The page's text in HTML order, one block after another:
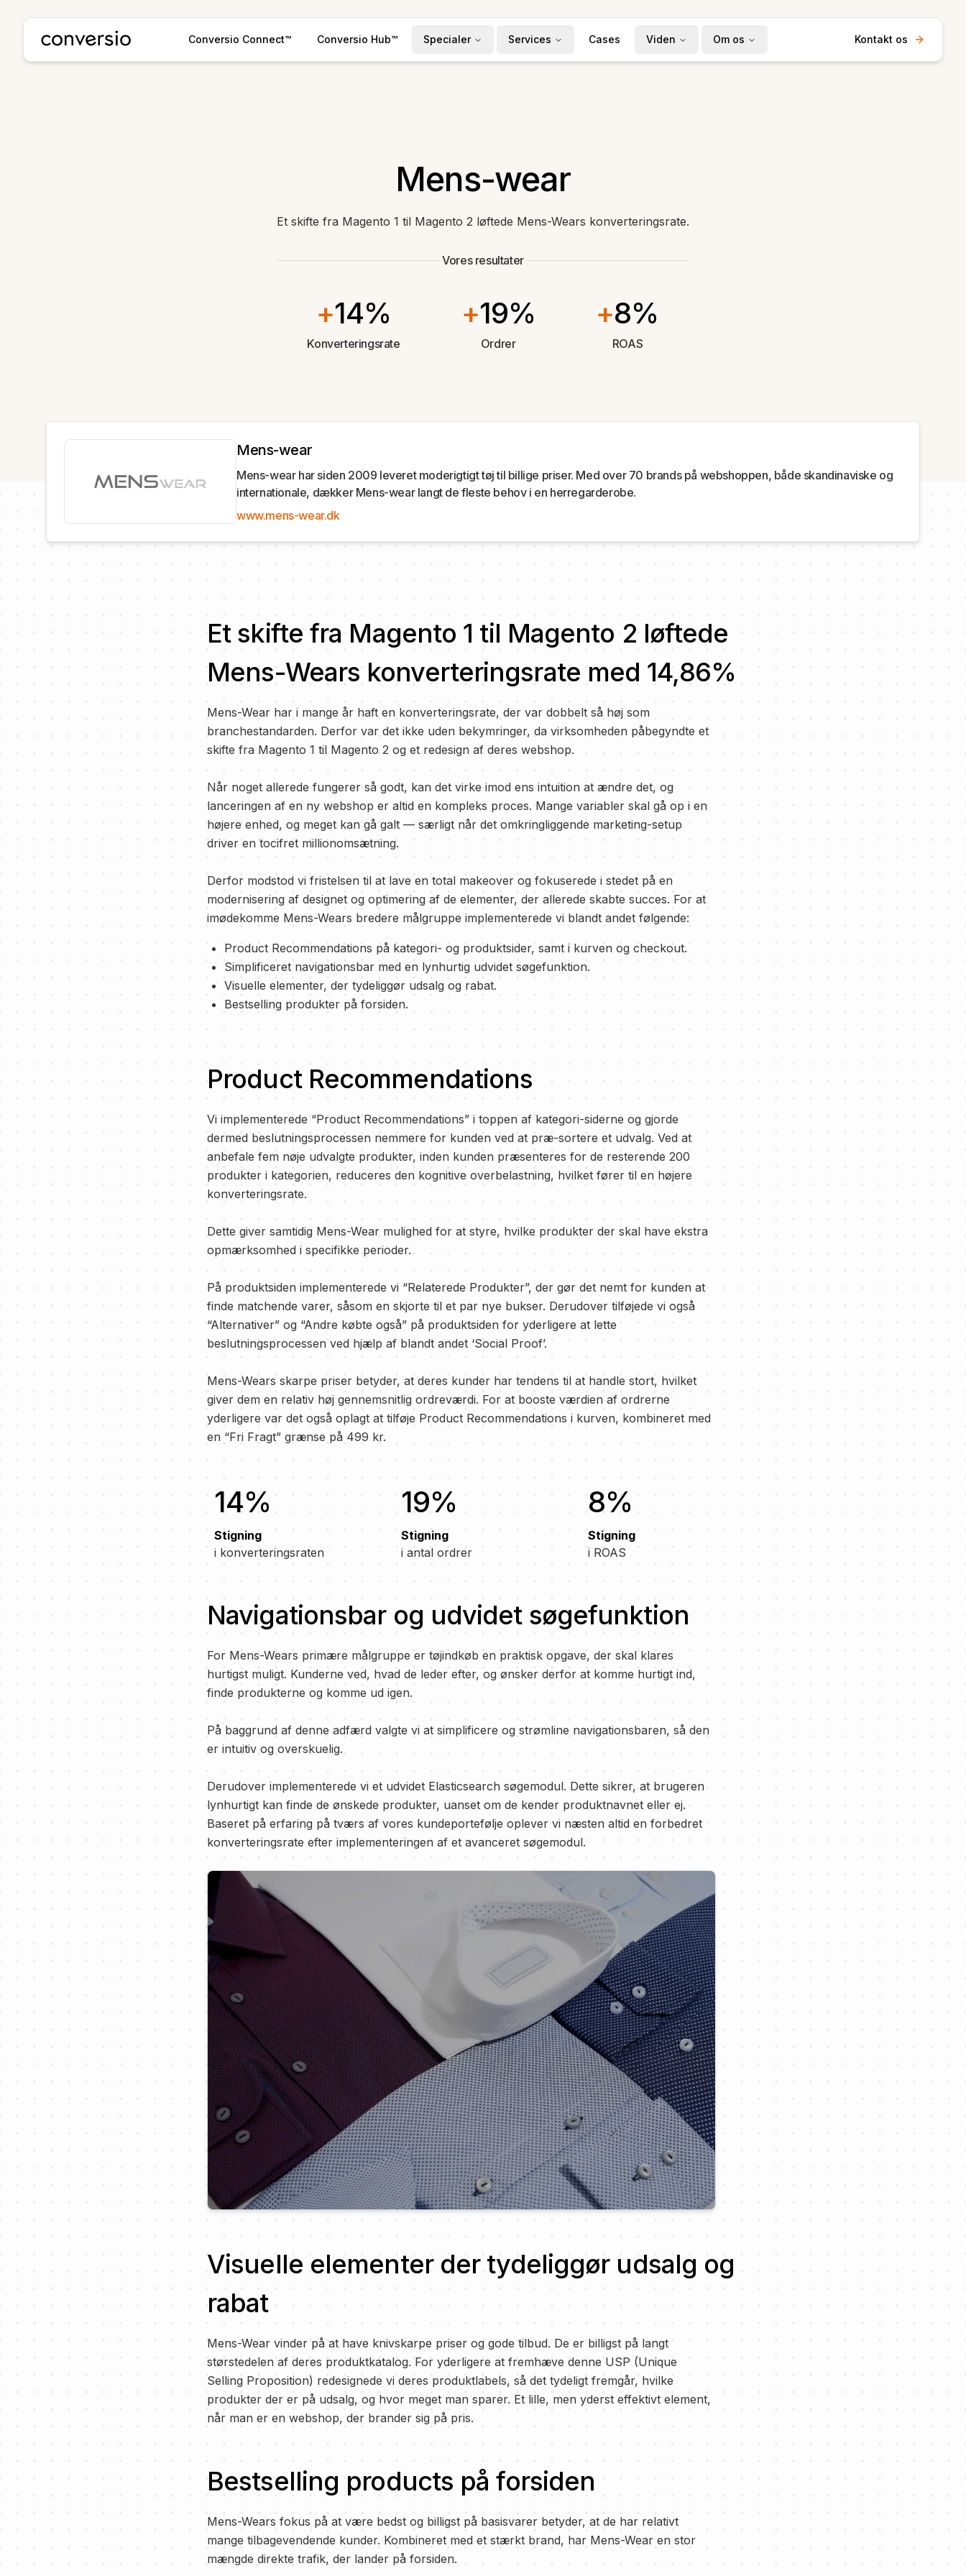
Conversio Conversio Connect™ Conversio Hub™ Specialer Services Cases Viden Om os Kontakt os
Mens-wear
Et skifte fra Magento 1 til Magento 2 løftede Mens-Wears konverteringsrate.
Vores resultater
+14%
Konverteringsrate
+19%
Ordrer
+8%
ROAS
Mens-wear
Mens-wear har siden 2009 leveret moderigtigt tøj til billige priser. Med over 70 brands på webshoppen, både skandinaviske og
internationale, dækker Mens-wear langt de fleste behov i en herregarderobe.
www.mens-wear.dk
Et skifte fra Magento 1 til Magento 2 løftede
Mens-Wears konverteringsrate med 14,86%
Mens-Wear har i mange år haft en konverteringsrate, der var dobbelt så høj som
branchestandarden. Derfor var det ikke uden bekymringer, da virksomheden påbegyndte et
skifte fra Magento 1 til Magento 2 og et redesign af deres webshop.
Når noget allerede fungerer så godt, kan det virke imod ens intuition at ændre det, og
lanceringen af en ny webshop er altid en kompleks proces. Mange variabler skal gå op i en
højere enhed, og meget kan gå galt — særligt når det omkringliggende marketing-setup
driver en tocifret millionomsætning.
Derfor modstod vi fristelsen til at lave en total makeover og fokuserede i stedet på en
modernisering af designet og optimering af de elementer, der allerede skabte succes. For at
imødekomme Mens-Wears bredere målgruppe implementerede vi blandt andet følgende:
Product Recommendations på kategori- og produktsider, samt i kurven og checkout.
Simplificeret navigationsbar med en lynhurtig udvidet søgefunktion.
Visuelle elementer, der tydeliggør udsalg og rabat.
Bestselling produkter på forsiden.
Product Recommendations
Vi implementerede “Product Recommendations” i toppen af kategori-siderne og gjorde
dermed beslutningsprocessen nemmere for kunden ved at præ-sortere et udvalg. Ved at
anbefale fem nøje udvalgte produkter, inden kunden præsenteres for de resterende 200
produkter i kategorien, reduceres den kognitive overbelastning, hvilket fører til en højere
konverteringsrate.
Dette giver samtidig Mens-Wear mulighed for at styre, hvilke produkter der skal have ekstra
opmærksomhed i specifikke perioder.
På produktsiden implementerede vi “Relaterede Produkter”, der gør det nemt for kunden at
finde matchende varer, såsom en skjorte til et par nye bukser. Derudover tilføjede vi også
“Alternativer” og “Andre købte også” på produktsiden for yderligere at lette
beslutningsprocessen ved hjælp af blandt andet ‘Social Proof’.
Mens-Wears skarpe priser betyder, at deres kunder har tendens til at handle stort, hvilket
giver dem en relativ høj gennemsnitlig ordreværdi. For at booste værdien af ordrerne
yderligere var det også oplagt at tilføje Product Recommendations i kurven, kombineret med
en “Fri Fragt” grænse på 499 kr.
14%
Stigning
i konverteringsraten
19%
Stigning
i antal ordrer
8%
Stigning
i ROAS
Navigationsbar og udvidet søgefunktion
For Mens-Wears primære målgruppe er tøjindkøb en praktisk opgave, der skal klares
hurtigst muligt. Kunderne ved, hvad de leder efter, og ønsker derfor at komme hurtigt ind,
finde produkterne og komme ud igen.
På baggrund af denne adfærd valgte vi at simplificere og strømline navigationsbaren, så den
er intuitiv og overskuelig.
Derudover implementerede vi et udvidet Elasticsearch søgemodul. Dette sikrer, at brugeren
lynhurtigt kan finde de ønskede produkter, uanset om de kender produktnavnet eller ej.
Baseret på erfaring på tværs af vores kundeportefølje oplever vi næsten altid en forbedret
konverteringsrate efter implementeringen af et avanceret søgemodul.
Visuelle elementer der tydeliggør udsalg og
rabat
Mens-Wear vinder på at have knivskarpe priser og gode tilbud. De er billigst på langt
størstedelen af deres produktkatalog. For yderligere at fremhæve denne USP (Unique
Selling Proposition) redesignede vi deres produktlabels, så det tydeligt fremgår, hvilke
produkter der er på udsalg, og hvor meget man sparer. Et lille, men yderst effektivt element,
når man er en webshop, der brander sig på pris.
Bestselling products på forsiden
Mens-Wears fokus på at være bedst og billigst på basisvarer betyder, at de har relativt
mange tilbagevendende kunder. Kombineret med et stærkt brand, har Mens-Wear en stor
mængde direkte trafik, der lander på forsiden.